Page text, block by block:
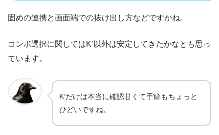
固めの連携と画面端での抜け出し方などですかね。
コンボ選択に関してはK’以外は安定してきたかなとも思っ
ています。
K’だけは本当に確認甘くて手癖もちょっと
ひどいですね。